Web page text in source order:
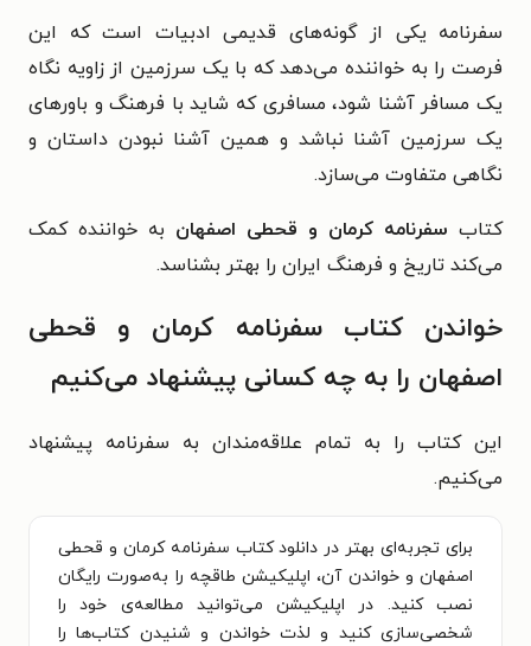
سفرنامه یکی از گونه‌های قدیمی ادبیات است که این
فرصت را به خواننده می‌دهد که با یک سرزمین از زاویه نگاه
یک مسافر آشنا شود، مسافری که شاید با فرهنگ و باورهای
یک سرزمین آشنا نباشد و همین آشنا نبودن داستان و
نگاهی متفاوت می‌سازد.
کتاب سفرنامه کرمان و قحطی اصفهان به خواننده کمک
می‌کند تاریخ و فرهنگ ایران را بهتر بشناسد.
خواندن کتاب سفرنامه کرمان و قحطی
اصفهان را به چه کسانی پیشنهاد می‌کنیم
این کتاب را به تمام علاقه‌مندان به سفرنامه پیشنهاد
می‌کنیم.
برای تجربه‌ای بهتر در دانلود کتاب سفرنامه کرمان و قحطی
اصفهان و خواندن آن، اپلیکیشن طاقچه را به‌صورت رایگان
نصب کنید. در اپلیکیشن می‌توانید مطالعه‌ی خود را
شخصی‌سازی کنید و لذت خواندن و شنیدن کتاب‌ها را